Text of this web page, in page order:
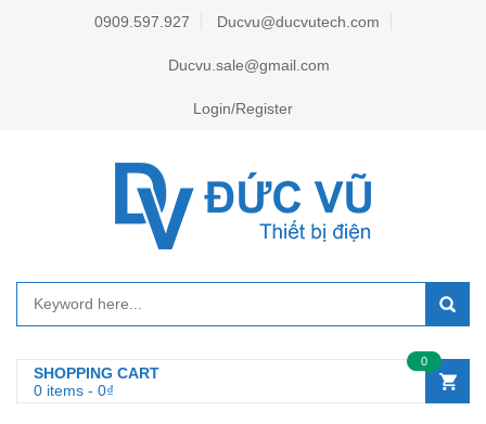
0909.597.927 Ducvu@ducvutech.com
Ducvu.sale@gmail.com
Login/Register
SHOPPING CART
0 items - 0₫
0